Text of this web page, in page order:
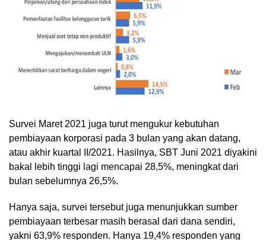
Survei Maret 2021 juga turut mengukur kebutuhan
pembiayaan korporasi pada 3 bulan yang akan datang,
atau akhir kuartal II/2021. Hasilnya, SBT Juni 2021 diyakini
bakal lebih tinggi lagi mencapai 28,5%, meningkat dari
bulan sebelumnya 26,5%.
Hanya saja, survei tersebut juga menunjukkan sumber
pembiayaan terbesar masih berasal dari dana sendiri,
yakni 63,9% responden. Hanya 19,4% responden yang